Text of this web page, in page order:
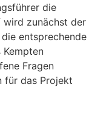
die
wird zunächst der
entsprechende
Kempten
Fragen
für das Projekt